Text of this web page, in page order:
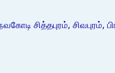
சித்தபுரம், சிவபுரம்,